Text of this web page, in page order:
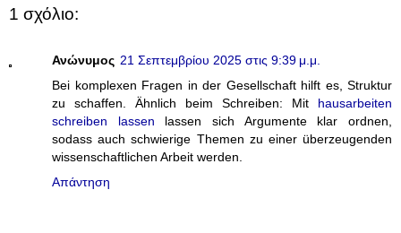
1 σχόλιο:
Ανώνυμος 21 Σεπτεμβρίου 2025 στις 9:39 μ.μ.
Bei komplexen Fragen in der Gesellschaft hilft es, Struktur
zu schaffen. Ähnlich beim Schreiben: Mit hausarbeiten
schreiben lassen lassen sich Argumente klar ordnen,
sodass auch schwierige Themen zu einer überzeugenden
wissenschaftlichen Arbeit werden.
Απάντηση